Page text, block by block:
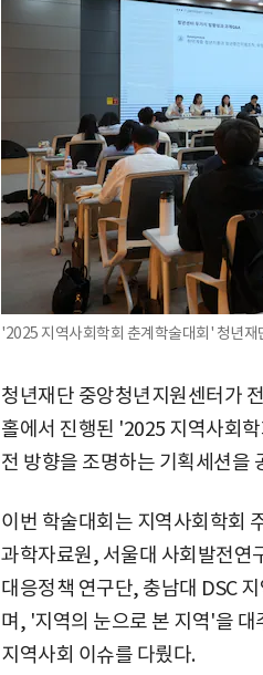
'2025 지역사회학회 춘계학술대회' 청년
청년재단 중앙청년지원센터가
홀에서 진행된 '2025 지역사회
전 방향을 조명하는 기획세션을
이번 학술대회는 지역사회학회
과학자료원, 서울대 사회발전연
대응정책 연구단, 충남대 DSC
며, '지역의 눈으로 본 지역'을
지역사회 이슈를 다뤘다.